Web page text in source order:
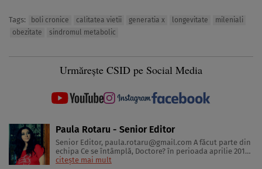
Tags: boli cronice calitatea vietii generatia x longevitate
mileniali
obezitate
sindromul metabolic
Urmărește CSID pe Social Media
Paula Rotaru - Senior Editor
Senior Editor, paula.rotaru@gmail.com
echipa Ce se întâmplă, Doctore? în perioada aprilie 2013-
decembrie 2023. Articolele sale cuprind informații despre
citește mai mult